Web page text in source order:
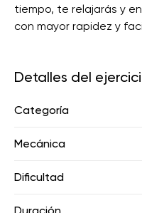
tiempo, te relajarás y
con mayor rapidez y
Detalles del
Categoría
Mecánica
Dificultad